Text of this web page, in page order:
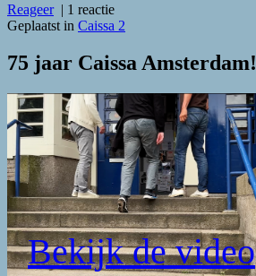
Reageer | 1 reactie
Geplaatst in Caissa 2
75 jaar Caissa Amsterdam!
Bekijk de video